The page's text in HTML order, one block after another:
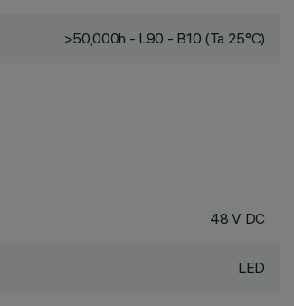
>50,000h - L90 - B10 (Ta 25°C)
48 V DC
LED